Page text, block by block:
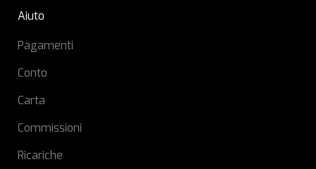
Aiuto
Pagamenti
Conto
Carta
Commissioni
Ricariche